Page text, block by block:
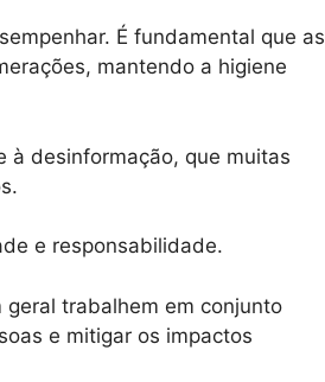
É fundamental que as
mantendo a higiene
à desinformação, que muitas
e responsabilidade.
trabalhem em conjunto
e mitigar os impactos